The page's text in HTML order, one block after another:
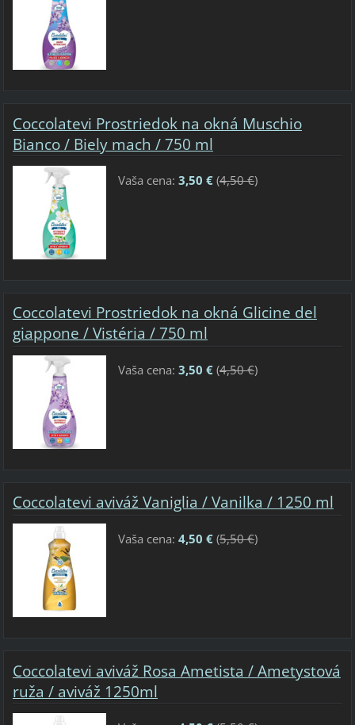
Coccolatevi Prostriedok na okná Muschio
Bianco / Biely mach / 750 ml
Vaša cena: 3,50 €(4,50 €)
Coccolatevi Prostriedok na okná Glicine del
giappone / Vistéria / 750 ml
Vaša cena: 3,50 €(4,50 €)
Coccolatevi aviváž Vaniglia / Vanilka / 1250 ml
Vaša cena: 4,50 €(5,50 €)
Coccolatevi aviváž Rosa Ametista / Ametystová
ruža / aviváž 1250ml